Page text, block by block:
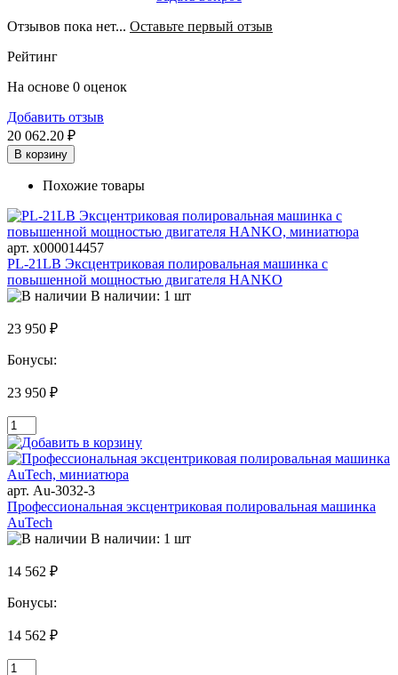
Отзывов пока нет... Оставьте первый отзыв
Рейтинг
На основе 0 оценок
Добавить отзыв
20 062.20 ₽
В корзину
Похожие товары
арт. х000014457
PL-21LB Эксцентриковая полировальная машинка с
повышенной мощностью двигателя HANKO
В наличии: 1 шт
23 950 ₽
Бонусы:
23 950 ₽
арт. Au-3032-3
Профессиональная эксцентриковая полировальная машинка
AuTech
В наличии: 1 шт
14 562 ₽
Бонусы:
14 562 ₽